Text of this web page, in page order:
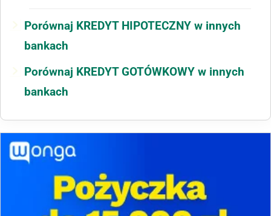
Porównaj KREDYT HIPOTECZNY w innych
bankach
Porównaj KREDYT GOTÓWKOWY w innych
bankach